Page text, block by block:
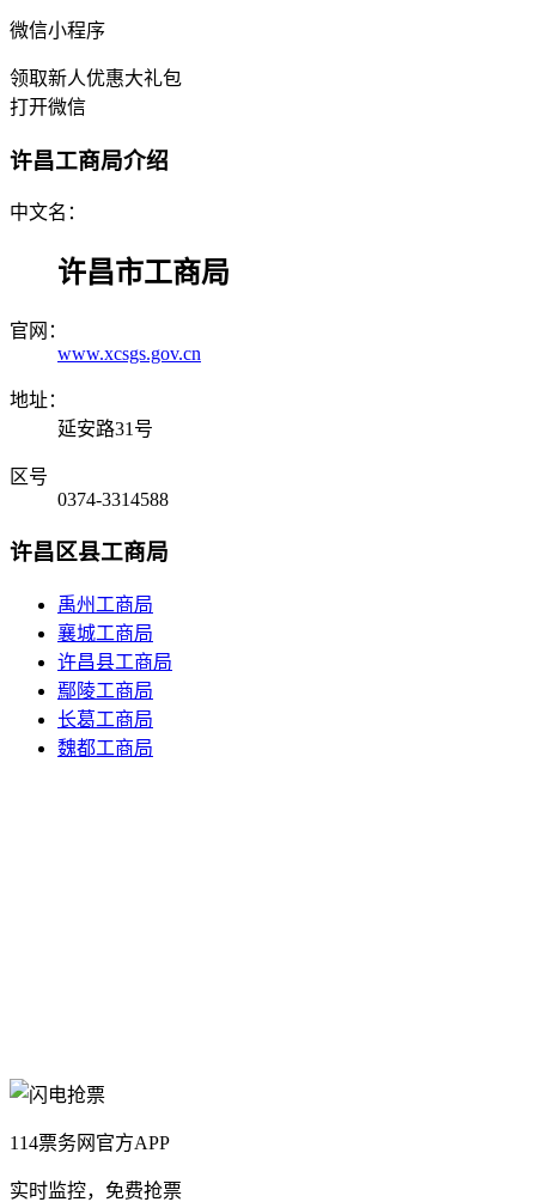
微信小程序
领取新人优惠大礼包
打开微信
许昌工商局介绍
中文名：
许昌市工商局
官网：
www.xcsgs.gov.cn
地址：
延安路31号
区号
0374-3314588
许昌区县工商局
禹州工商局
襄城工商局
许昌县工商局
鄢陵工商局
长葛工商局
魏都工商局
114票务网官方APP
实时监控，免费抢票